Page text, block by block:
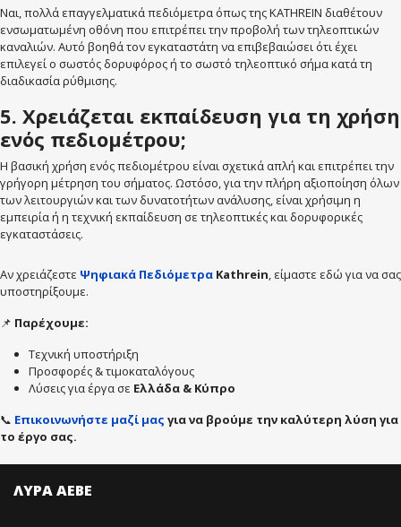
Ναι, πολλά επαγγελματικά πεδιόμετρα όπως της KATHREIN διαθέτουν
ενσωματωμένη οθόνη που επιτρέπει την προβολή των τηλεοπτικών
καναλιών. Αυτό βοηθά τον εγκαταστάτη να επιβεβαιώσει ότι έχει
επιλεγεί ο σωστός δορυφόρος ή το σωστό τηλεοπτικό σήμα κατά τη
διαδικασία ρύθμισης.
5. Χρειάζεται εκπαίδευση για τη χρήση
ενός πεδιομέτρου;
Η βασική χρήση ενός πεδιομέτρου είναι σχετικά απλή και επιτρέπει την
γρήγορη μέτρηση του σήματος. Ωστόσο, για την πλήρη αξιοποίηση όλων
των λειτουργιών και των δυνατοτήτων ανάλυσης, είναι χρήσιμη η
εμπειρία ή η τεχνική εκπαίδευση σε τηλεοπτικές και δορυφορικές
εγκαταστάσεις.
Αν χρειάζεστε Ψηφιακά Πεδιόμετρα Kathrein, είμαστε εδώ για να σας
υποστηρίξουμε.
📌 Παρέχουμε:
Τεχνική υποστήριξη
Προσφορές & τιμοκαταλόγους
Λύσεις για έργα σε Ελλάδα & Κύπρο
📞 Επικοινωνήστε μαζί μας για να βρούμε την καλύτερη λύση για
το έργο σας.
ΛΥΡΑ ΑΕΒΕ